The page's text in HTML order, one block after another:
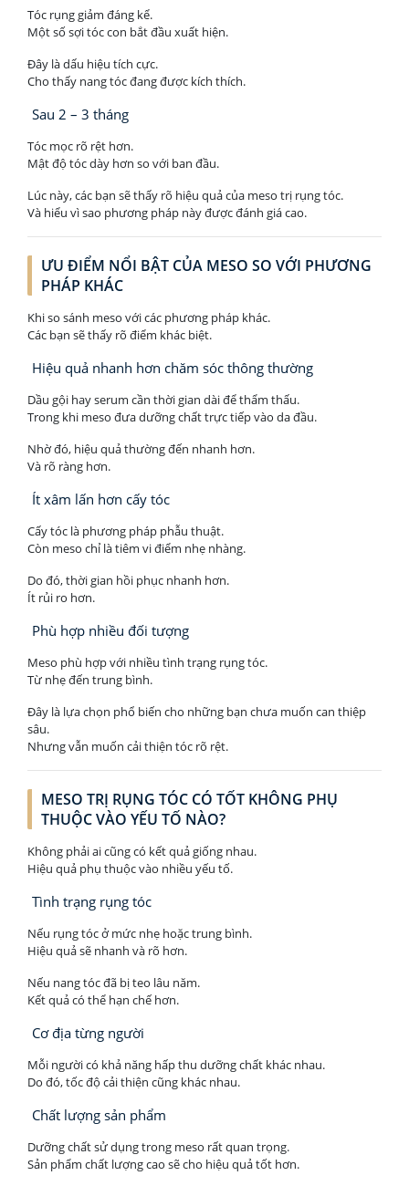
Tóc rụng giảm đáng kể.
Một số sợi tóc con bắt đầu xuất hiện.
Đây là dấu hiệu tích cực.
Cho thấy nang tóc đang được kích thích.
Sau 2 – 3 tháng
Tóc mọc rõ rệt hơn.
Mật độ tóc dày hơn so với ban đầu.
Lúc này, các bạn sẽ thấy rõ hiệu quả của meso trị rụng tóc.
Và hiểu vì sao phương pháp này được đánh giá cao.
ƯU ĐIỂM NỔI BẬT CỦA MESO SO VỚI PHƯƠNG
PHÁP KHÁC
Khi so sánh meso với các phương pháp khác.
Các bạn sẽ thấy rõ điểm khác biệt.
Hiệu quả nhanh hơn chăm sóc thông thường
Dầu gội hay serum cần thời gian dài để thẩm thấu.
Trong khi meso đưa dưỡng chất trực tiếp vào da đầu.
Nhờ đó, hiệu quả thường đến nhanh hơn.
Và rõ ràng hơn.
Ít xâm lấn hơn cấy tóc
Cấy tóc là phương pháp phẫu thuật.
Còn meso chỉ là tiêm vi điểm nhẹ nhàng.
Do đó, thời gian hồi phục nhanh hơn.
Ít rủi ro hơn.
Phù hợp nhiều đối tượng
Meso phù hợp với nhiều tình trạng rụng tóc.
Từ nhẹ đến trung bình.
Đây là lựa chọn phổ biến cho những bạn chưa muốn can thiệp
sâu.
Nhưng vẫn muốn cải thiện tóc rõ rệt.
MESO TRỊ RỤNG TÓC CÓ TỐT KHÔNG PHỤ
THUỘC VÀO YẾU TỐ NÀO?
Không phải ai cũng có kết quả giống nhau.
Hiệu quả phụ thuộc vào nhiều yếu tố.
Tình trạng rụng tóc
Nếu rụng tóc ở mức nhẹ hoặc trung bình.
Hiệu quả sẽ nhanh và rõ hơn.
Nếu nang tóc đã bị teo lâu năm.
Kết quả có thể hạn chế hơn.
Cơ địa từng người
Mỗi người có khả năng hấp thu dưỡng chất khác nhau.
Do đó, tốc độ cải thiện cũng khác nhau.
Chất lượng sản phẩm
Dưỡng chất sử dụng trong meso rất quan trọng.
Sản phẩm chất lượng cao sẽ cho hiệu quả tốt hơn.